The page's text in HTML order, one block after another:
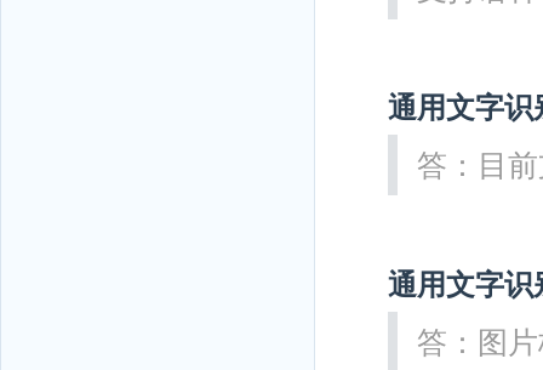
通用文字
答：目
通用文字
答：图